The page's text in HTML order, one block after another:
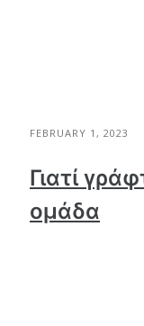
FEBRUARY 1, 2023
Γιατί
ομάδα